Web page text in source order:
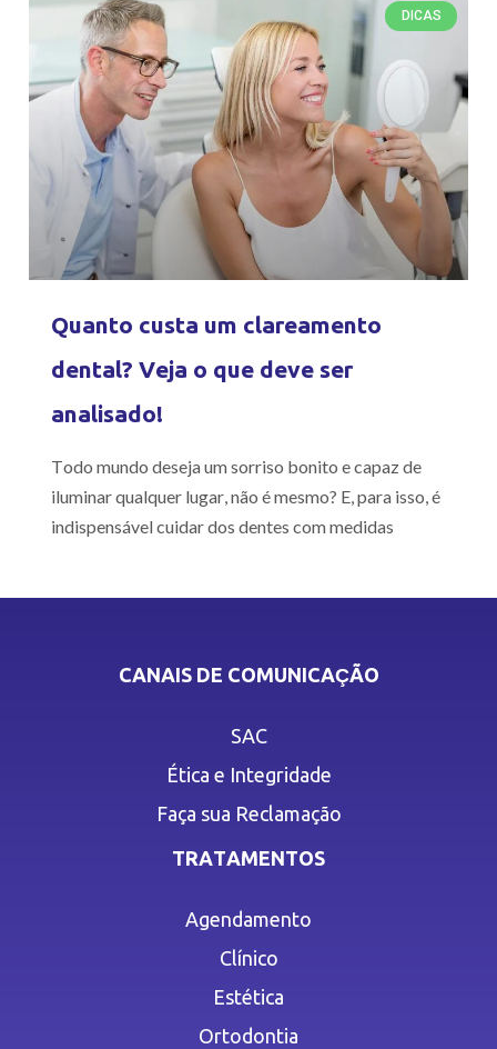
DICAS
Quanto custa um clareamento
dental? Veja o que deve ser
analisado!
Todo mundo deseja um sorriso bonito e capaz de
iluminar qualquer lugar, não é mesmo? E, para isso, é
indispensável cuidar dos dentes com medidas
CANAIS DE COMUNICAÇÃO
SAC
Ética e Integridade
Faça sua Reclamação
TRATAMENTOS
Agendamento
Clínico
Estética
Ortodontia